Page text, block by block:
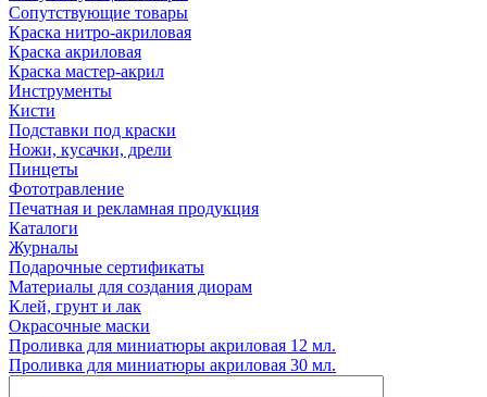
Сопутствующие товары
Краска нитро-акриловая
Краска акриловая
Краска мастер-акрил
Инструменты
Кисти
Подставки под краски
Ножи, кусачки, дрели
Пинцеты
Фототравление
Печатная и рекламная продукция
Каталоги
Журналы
Подарочные сертификаты
Материалы для создания диорам
Клей, грунт и лак
Окрасочные маски
Проливка для миниатюры акриловая 12 мл.
Проливка для миниатюры акриловая 30 мл.